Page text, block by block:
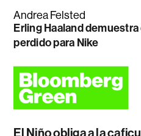
Andrea Felsted
Erling Haaland
perdido para Nike